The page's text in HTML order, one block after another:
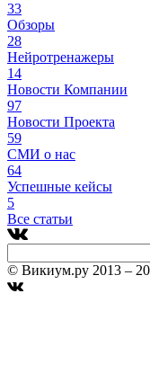
33
Обзоры
28
Нейротренажеры
14
Новости Компании
97
Новости Проекта
59
СМИ о нас
64
Успешные кейсы
5
Все статьи
© Викиум.ру 2013 –